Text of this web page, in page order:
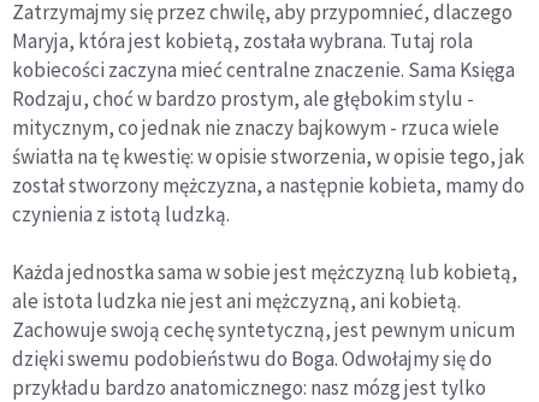
Zatrzymajmy się przez chwilę, aby przypomnieć, dlaczego
Maryja, która jest kobietą, została wybrana. Tutaj rola
kobiecości zaczyna mieć centralne znaczenie. Sama Księga
Rodzaju, choć w bardzo prostym, ale głębokim stylu -
mitycznym, co jednak nie znaczy bajkowym - rzuca wiele
światła na tę kwestię: w opisie stworzenia, w opisie tego, jak
został stworzony mężczyzna, a następnie kobieta, mamy do
czynienia z istotą ludzką.
Każda jednostka sama w sobie jest mężczyzną lub kobietą,
ale istota ludzka nie jest ani mężczyzną, ani kobietą.
Zachowuje swoją cechę syntetyczną, jest pewnym unicum
dzięki swemu podobieństwu do Boga. Odwołajmy się do
przykładu bardzo anatomicznego: nasz mózg jest tylko